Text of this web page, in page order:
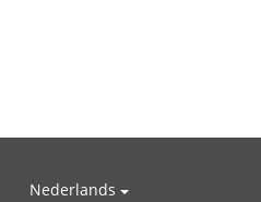
Nederlands